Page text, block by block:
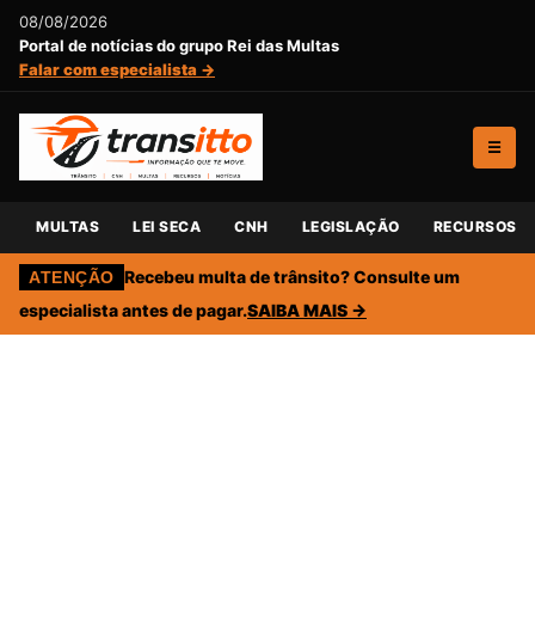
08/08/2026
Portal de notícias do grupo Rei das Multas
Falar com especialista →
☰
MULTAS LEI SECA CNH LEGISLAÇÃO RECURSOS
ATENÇÃO Recebeu multa de trânsito? Consulte um
especialista antes de pagar.SAIBA MAIS →